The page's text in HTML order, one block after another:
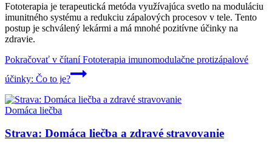
Fototerapia je terapeutická metóda využívajúca svetlo na moduláciu
imunitného systému a redukciu zápalových procesov v tele. Tento
postup je schválený lekármi a má mnohé pozitívne účinky na
zdravie.
Pokračovať v čítaníFototerapia imunomodulačne protizápalové
účinky: Čo to je?
Domáca liečba
Strava: Domáca liečba a zdravé stravovanie